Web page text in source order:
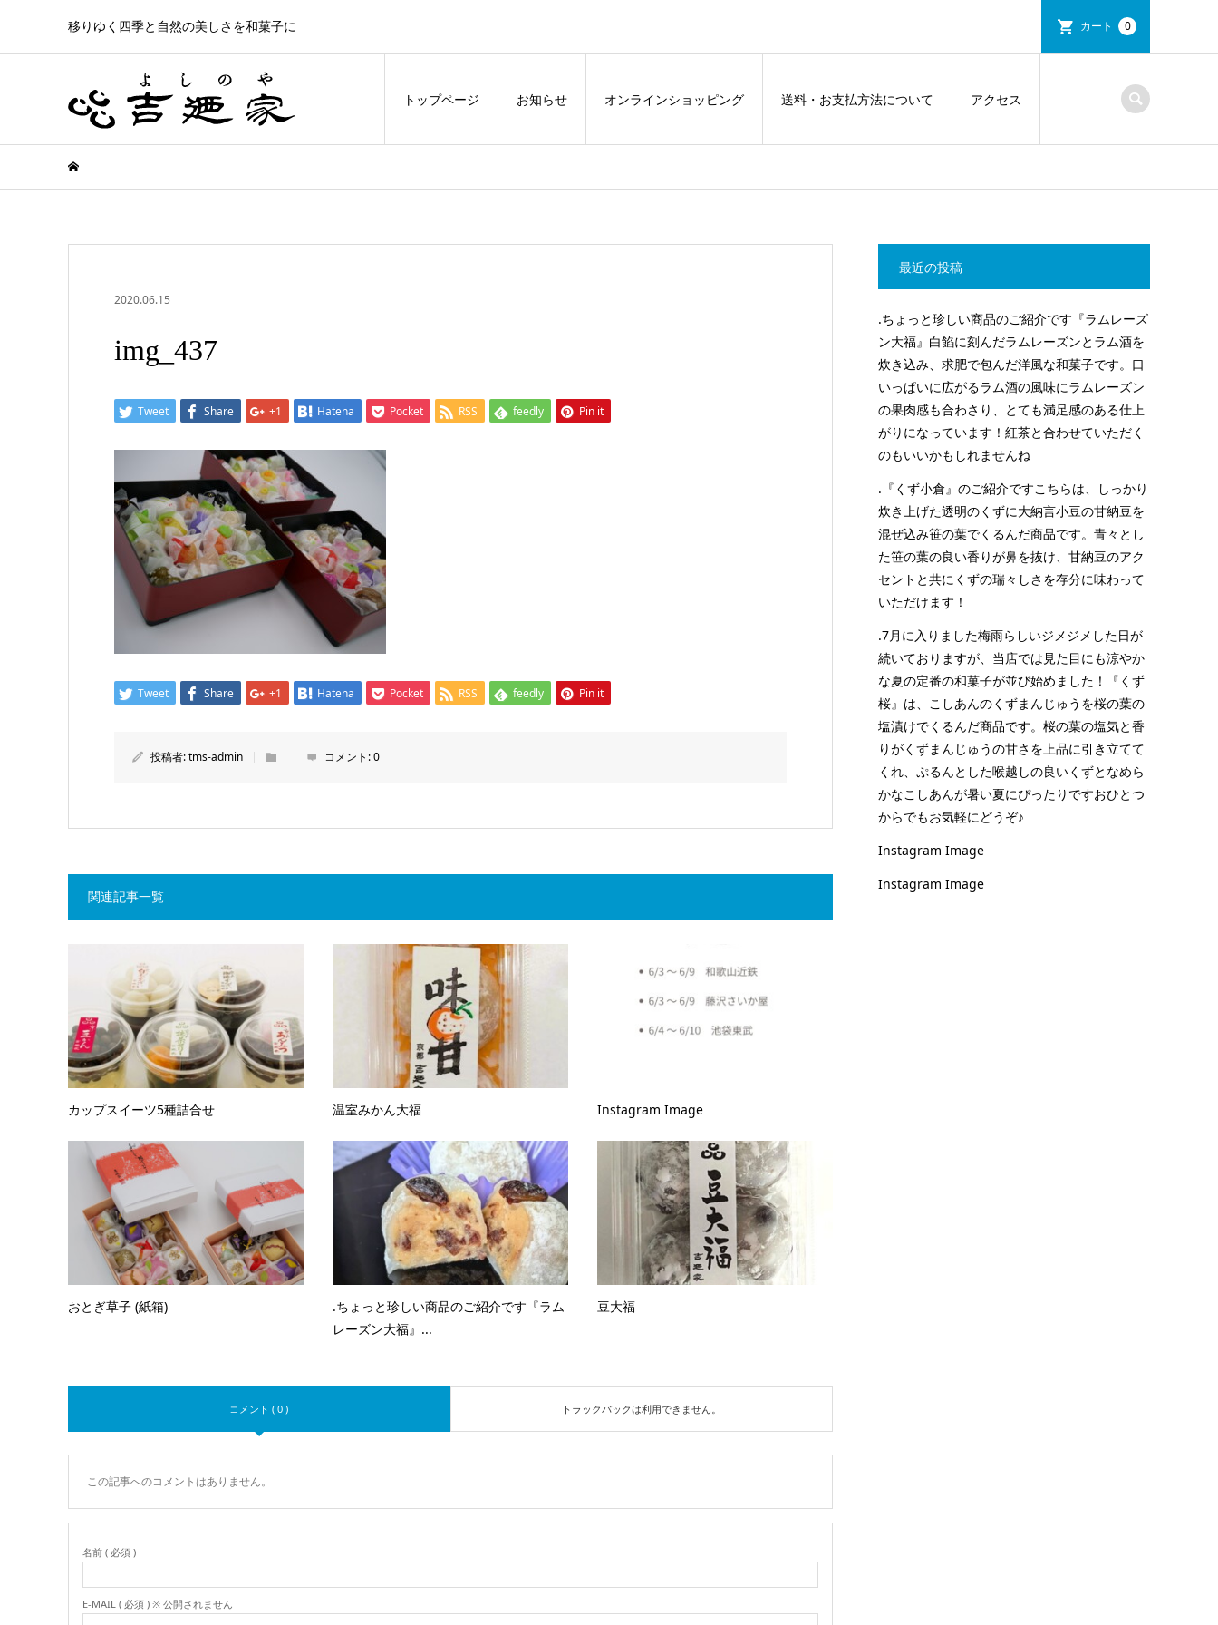
移りゆく四季と自然の美しさを和菓子に カート 0
トップページ お知らせ オンラインショッピング 送料・お支払方法について アクセス
2020.06.15
img_437
Tweet Share +1 Hatena Pocket RSS feedly Pin it
Tweet Share +1 Hatena Pocket RSS feedly Pin it
投稿者:tms-admin コメント:0
関連記事一覧
カップスイーツ5種詰合せ 温室みかん大福 Instagram Image
おとぎ草子 (紙箱)
.ちょっと珍しい商品のご紹介です『ラム
レーズン大福』...
豆大福
コメント ( 0 ) トラックバックは利用できません。
この記事へのコメントはありません。
名前 ( 必須 )
E-MAIL ( 必須 ) ※ 公開されません
最近の投稿
.ちょっと珍しい商品のご紹介です『ラムレーズ
ン大福』白餡に刻んだラムレーズンとラム酒を
炊き込み、求肥で包んだ洋風な和菓子です。口
いっぱいに広がるラム酒の風味にラムレーズン
の果肉感も合わさり、とても満足感のある仕上
がりになっています！紅茶と合わせていただく
のもいいかもしれませんね
.『くず小倉』のご紹介ですこちらは、しっかり
炊き上げた透明のくずに大納言小豆の甘納豆を
混ぜ込み笹の葉でくるんだ商品です。青々とし
た笹の葉の良い香りが鼻を抜け、甘納豆のアク
セントと共にくずの瑞々しさを存分に味わって
いただけます！
.7月に入りました梅雨らしいジメジメした日が
続いておりますが、当店では見た目にも涼やか
な夏の定番の和菓子が並び始めました！『くず
桜』は、こしあんのくずまんじゅうを桜の葉の
塩漬けでくるんだ商品です。桜の葉の塩気と香
りがくずまんじゅうの甘さを上品に引き立てて
くれ、ぷるんとした喉越しの良いくずとなめら
かなこしあんが暑い夏にぴったりですおひとつ
からでもお気軽にどうぞ♪
Instagram Image
Instagram Image